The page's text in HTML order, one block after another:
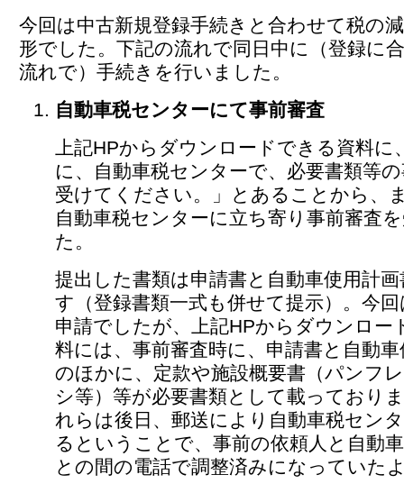
今回は中古新規登録手続きと合わせて税の
形でした。下記の流れで同日中に（登録に
流れで）手続きを行いました。
自動車税センターにて事前審査
上記HPからダウンロードできる資料に
に、自動車税センターで、必要書類等
受けてください。」とあることから、
自動車税センターに立ち寄り事前審査
た。
提出した書類は申請書と自動車使用計
す（登録書類一式も併せて提示）。今
申請でしたが、上記HPからダウンロー
料には、事前審査時に、申請書と自動
のほかに、定款や施設概要書（パンフ
シ等）等が必要書類として載っており
れらは後日、郵送により自動車税セン
るということで、事前の依頼人と自動
との間の電話で調整済みになっていた